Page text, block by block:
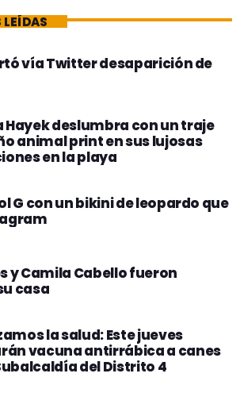
vía Twitter desaparición de
Hayek deslumbra con un traje
animal print en sus lujosas
en la playa
G con un bikini de leopardo que
y Camila Cabello fueron
casa
la salud: Este jueves
vacuna antirrábica a canes
del Distrito 4